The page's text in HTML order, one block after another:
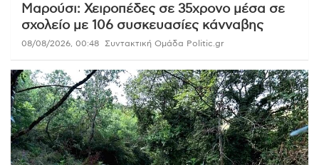
Μαρούσι: Χειροπέδες σε 35χρονο μέσα σε
σχολείο με 106 συσκευασίες κάνναβης
08/08/2026, 00:48 Συντακτική Ομάδα Politic.gr